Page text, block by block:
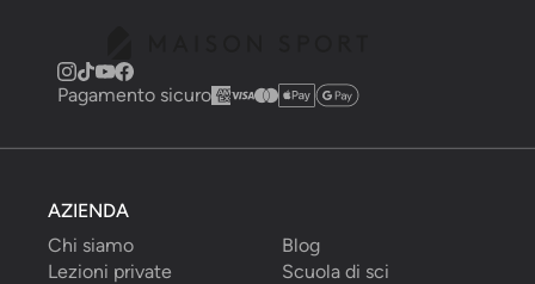
Pagamento sicuro
AZIENDA
Chi siamo
Blog
Lezioni private
Scuola di sci